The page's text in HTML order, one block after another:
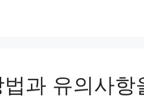
과 유의사항